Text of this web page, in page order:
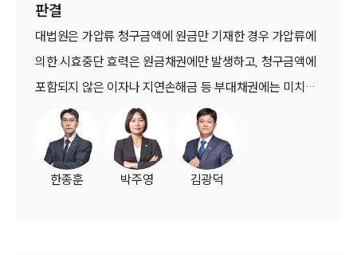
판결
대법원은 가압류 청구금액에 원금만 기재한 경우 가압류에
의한 시효중단 효력은 원금채권에만 발생하고, 청구금액에
포함되지 않은 이자나 지연손해금 등 부대채권에는 미치지
않는다고 판단했습니다.아울러 가분채권의 일부만을 청구
채권으로 특정하여 가압류한 경우에도 시효중단 효력은 해
당 청구채권 범위 내에서만 인정된다고 보면서 가압류와 소
멸시효의 관계를 명확히 하였습니다(대법원 2024. 10. 25.
한종훈 박주영 김광덕